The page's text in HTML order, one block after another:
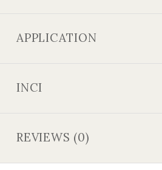
APPLICATION
INCI
REVIEWS (0)